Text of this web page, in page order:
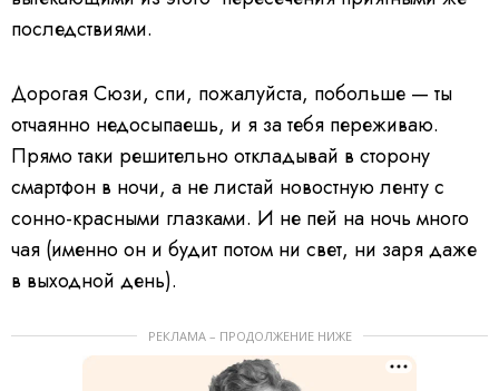
последствиями.
Дорогая Сюзи, спи, пожалуйста, побольше — ты
отчаянно недосыпаешь, и я за тебя переживаю.
Прямо таки решительно откладывай в сторону
смартфон в ночи, а не листай новостную ленту с
сонно-красными глазками. И не пей на ночь много
чая (именно он и будит потом ни свет, ни заря даже
в выходной день).
РЕКЛАМА – ПРОДОЛЖЕНИЕ НИЖЕ